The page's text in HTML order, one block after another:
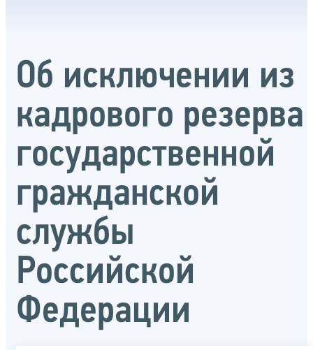
Об исключении из
кадрового резерва
государственной
гражданской
службы
Российской
Федерации